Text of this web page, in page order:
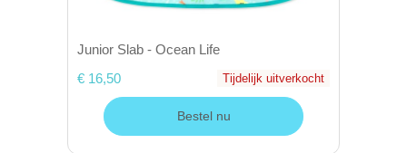
Junior Slab - Ocean Life
€ 16,50
Tijdelijk uitverkocht
Bestel nu